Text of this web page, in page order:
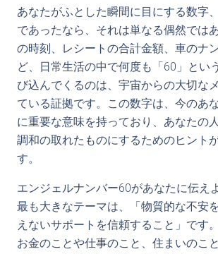
あなたがふとした瞬間に目にする数字
であったなら、それは単なる偶然では
の時刻、レシートの合計金額、車のナ
ど、日常生活の中で何度も「60」とい
び込んでくるのは、宇宙からの大切な
ている証拠です。この数字は、今のあ
に重要な意味を持っており、あなたの
調和の取れたものにするためのヒント
す。
エンジェルナンバー60があなたに伝え
最も大きなテーマは、「物質的な不安
えないサポートを信頼すること」です
お金のことや仕事のこと、住まいのこ